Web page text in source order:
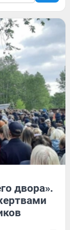
двора».